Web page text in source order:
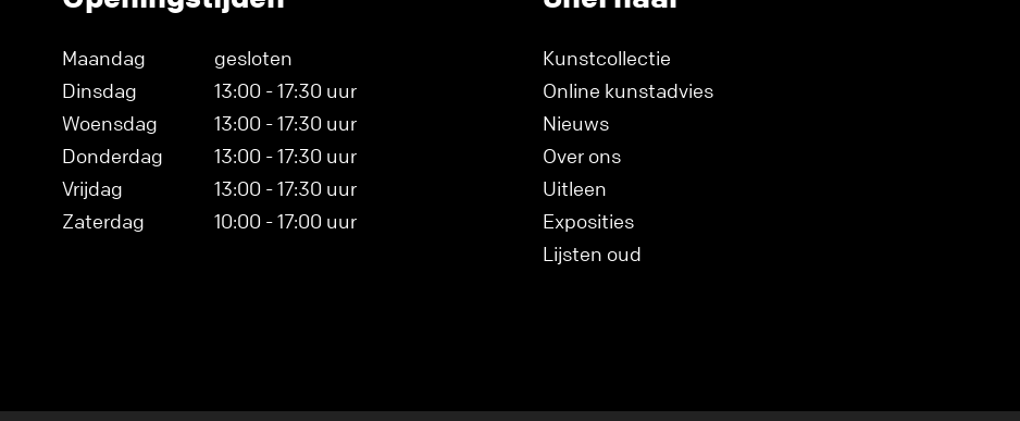
Maandag
gesloten
Dinsdag
13:00 - 17:30 uur
Woensdag
13:00 - 17:30 uur
Donderdag
13:00 - 17:30 uur
Vrijdag
13:00 - 17:30 uur
Zaterdag
10:00 - 17:00 uur
Kunstcollectie
Online kunstadvies
Nieuws
Over ons
Uitleen
Exposities
Lijsten oud